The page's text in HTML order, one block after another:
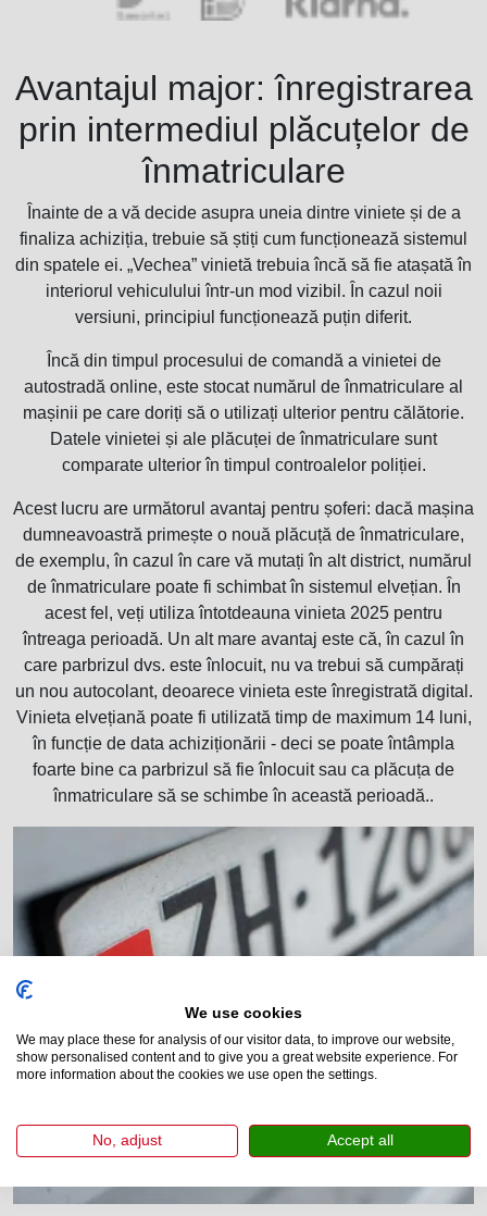
Avantajul major: înregistrarea
prin intermediul plăcuțelor de
înmatriculare
Înainte de a vă decide asupra uneia dintre viniete și de a
finaliza achiziția, trebuie să știți cum funcționează sistemul
din spatele ei. „Vechea” vinietă trebuia încă să fie atașată în
interiorul vehiculului într-un mod vizibil. În cazul noii
versiuni, principiul funcționează puțin diferit.
Încă din timpul procesului de comandă a vinietei de
autostradă online, este stocat numărul de înmatriculare al
mașinii pe care doriți să o utilizați ulterior pentru călătorie.
Datele vinietei și ale plăcuței de înmatriculare sunt
comparate ulterior în timpul controalelor poliției.
Acest lucru are următorul avantaj pentru șoferi: dacă mașina
dumneavoastră primește o nouă plăcuță de înmatriculare,
de exemplu, în cazul în care vă mutați în alt district, numărul
de înmatriculare poate fi schimbat în sistemul elvețian. În
acest fel, veți utiliza întotdeauna vinieta 2025 pentru
întreaga perioadă. Un alt mare avantaj este că, în cazul în
care parbrizul dvs. este înlocuit, nu va trebui să cumpărați
un nou autocolant, deoarece vinieta este înregistrată digital.
Vinieta elvețiană poate fi utilizată timp de maximum 14 luni,
în funcție de data achiziționării - deci se poate întâmpla
foarte bine ca parbrizul să fie înlocuit sau ca plăcuța de
înmatriculare să se schimbe în această perioadă..
We use cookies
We may place these for analysis of our visitor data, to improve our website,
show personalised content and to give you a great website experience. For
more information about the cookies we use open the settings.
No, adjust Accept all